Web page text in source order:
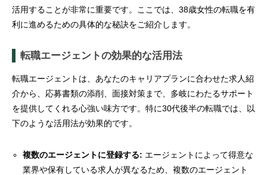
活用することが非常に重要です。ここでは、38歳女性の転職を有
利に進めるための具体的な秘訣をご紹介します。
転職エージェントの効果的な活用法
転職エージェントは、あなたのキャリアプランに合わせた求人紹
介から、応募書類の添削、面接対策まで、多岐にわたるサポート
を提供してくれる心強い味方です。特に30代後半の転職では、以
下のような活用法が効果的です。
複数のエージェントに登録する: エージェントによって得意な
業界や保有している求人が異なるため、複数のエージェント